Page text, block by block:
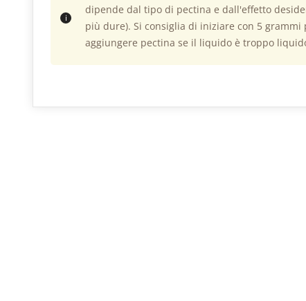
dipende dal tipo di pectina e dall'effetto
più dure). Si consiglia di iniziare con 5
aggiungere pectina se il liquido è troppo